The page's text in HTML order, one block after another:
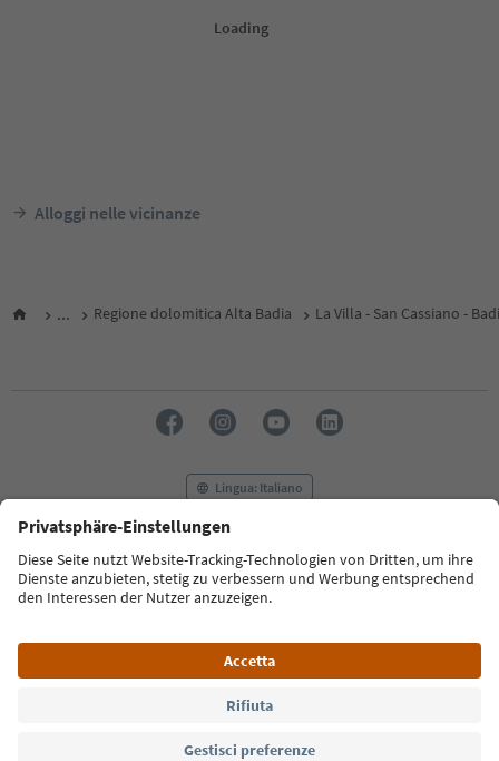
Alloggi nelle vicinanze
... Regione dolomitica Alta Badia La Villa - San Cassiano -
Lingua: Italiano
FAQ Contatti Press MICE
Privacy Policy
Termini e condizioni
Crediti
Cookie Policy
Alto Adige B2B